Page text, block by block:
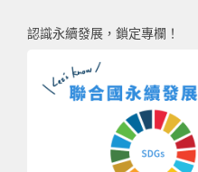
認識永續發展，鎖定專欄！